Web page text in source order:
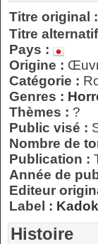
Titre original :
Titre
Pays :
Origine :
Catégorie :
Genres :
Thèmes : ?
Public visé :
Nombre de
Publication :
Année de
Editeur
Label :
Histoire